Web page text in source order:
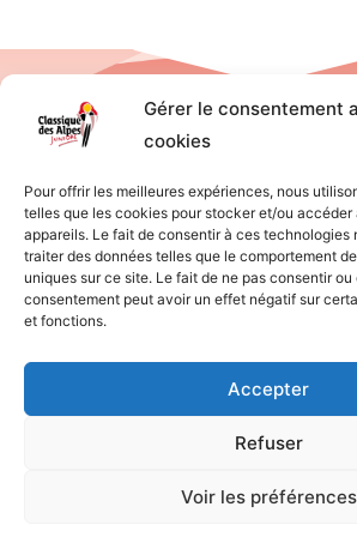
Gérer le consentement
cookies
Pour offrir les meilleures expériences, nous
telles que les cookies pour stocker et/ou accéder
appareils. Le fait de consentir à ces technologies
traiter des données telles que le comportement
uniques sur ce site. Le fait de ne pas consentir ou
consentement peut avoir un effet négatif sur
et fonctions.
Accepter
Refuser
Voir les préférences
F
a
T
w
r
I
n
Mentions